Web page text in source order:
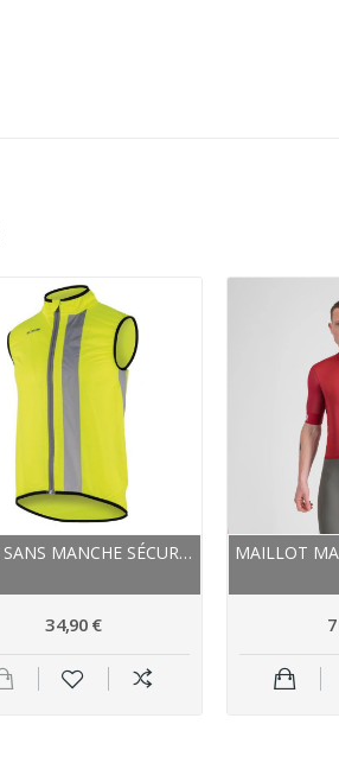
GILET SANS MANCHE SÉCURITÉ - WOWOW MAVERICK -...
34,90 €